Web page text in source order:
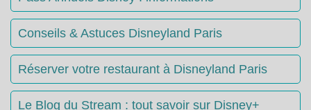
Conseils & Astuces Disneyland Paris
Réserver votre restaurant à Disneyland Paris
Le Blog du Stream : tout savoir sur Disney+